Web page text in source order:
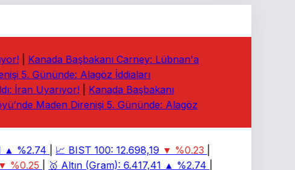
|
Kanada Başbakanı Carney: Lübnan'a
5. Gününde: Alagöz İddiaları
İran Uyarıyor! |
Kanada Başbakanı
Maden Direnişi 5. Gününde: Alagöz
%2.74 | 📈 BIST 100: 12.698,19 ▼ %0.23 |
| 🥇 Altın (Gram): 6.417,41 ▲ %2.74 |